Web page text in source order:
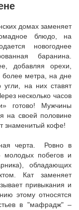
домах заменяет
блюдо, на
новогоднее
баранина.
добавляя орехи,
более метра, на дне
угли, на них ставят
несколько часов
готово! Мужчины
на своей половине
знаменитый кофе!
черта. Ровно в
молодых побегов и
обладающих
Кат заменяет
привыкания и
этому относятся
в "мафрадж" –